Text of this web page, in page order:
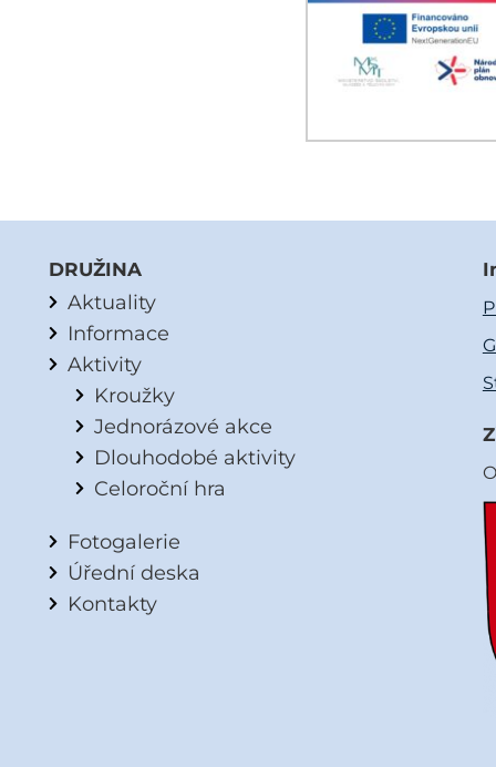
DRUŽINA
Aktuality
Informace
Aktivity
Kroužky
Jednorázové akce
Dlouhodobé aktivity
Celoroční hra
Fotogalerie
Úřední deska
Kontakty